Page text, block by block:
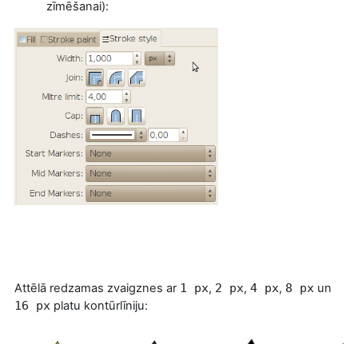
zīmēšanai):
Attēlā redzamas zvaigznes ar 1 px, 2 px, 4 px, 8 px un
16 px platu kontūrlīniju: